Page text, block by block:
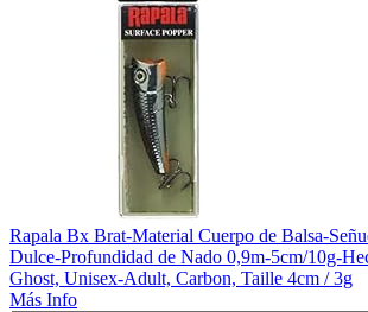
Rapala Bx Brat-Material Cuerpo de Balsa-
Dulce-Profundidad de Nado 0,9m-5cm/10g-
Ghost, Unisex-Adult, Carbon, Taille 4cm / 3g
Más Info